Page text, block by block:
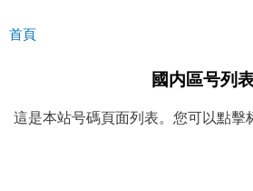
您在這裡
首頁
國内區号列
這是本站号碼頁面列表。您可以點擊